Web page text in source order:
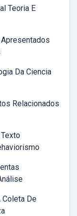
Teoria E
Apresentados
Da Ciencia
Relacionados
Coleta De